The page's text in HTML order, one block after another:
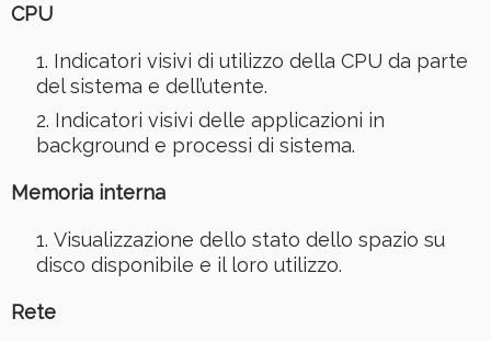
CPU
Indicatori visivi di utilizzo della CPU da parte
del sistema e dell’utente.
Indicatori visivi delle applicazioni in
background e processi di sistema.
Memoria interna
Visualizzazione dello stato dello spazio su
disco disponibile e il loro utilizzo.
Rete